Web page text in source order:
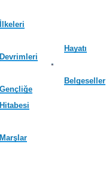
İlkeleri
Devrimleri
Gençliğe
Hitabesi
Marşlar
Hayatı
Belgeseller